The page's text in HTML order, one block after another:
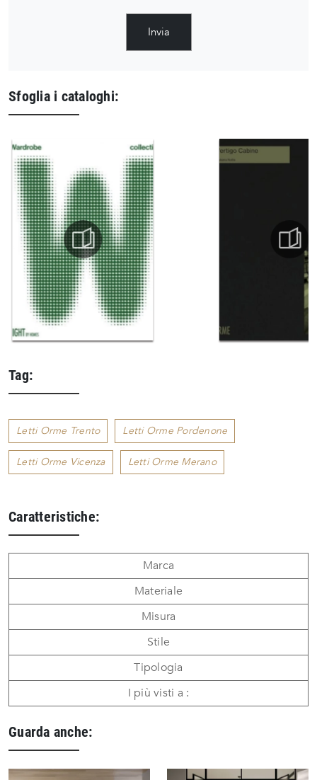
Invia
Sfoglia i cataloghi:
Tag:
Letti Orme Trento Letti Orme Pordenone
Letti Orme Vicenza Letti Orme Merano
Caratteristiche:
Marca
Materiale
Misura
Stile
Tipologia
I più visti a :
Guarda anche: